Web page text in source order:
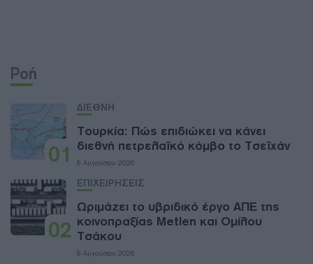
Ροή
01
ΔΙΕΘΝΗ
Τουρκία: Πώς επιδιώκει να κάνει
διεθνή πετρελαϊκό κόμβο το Τσεϊχάν
8 Αυγούστου 2026
02
ΕΠΙΧΕΙΡΗΣΕΙΣ
Ωριμάζει το υβριδικό έργο ΑΠΕ της
κοινοπραξίας Metlen και Ομίλου
Τσάκου
8 Αυγούστου 2026